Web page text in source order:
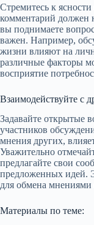
Стремитесь к
комментарий должен
вы поднимаете
важен. Например,
жизни влияют на
различные факторы
восприятие
Взаимодействуйте с
Задавайте открытые
участников
мнения других,
Уважительно
предлагайте свои
предложенных идей.
для обмена мнениями
Материалы по теме: